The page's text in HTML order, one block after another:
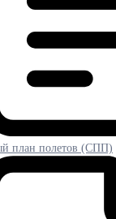
план полетов (СПП)